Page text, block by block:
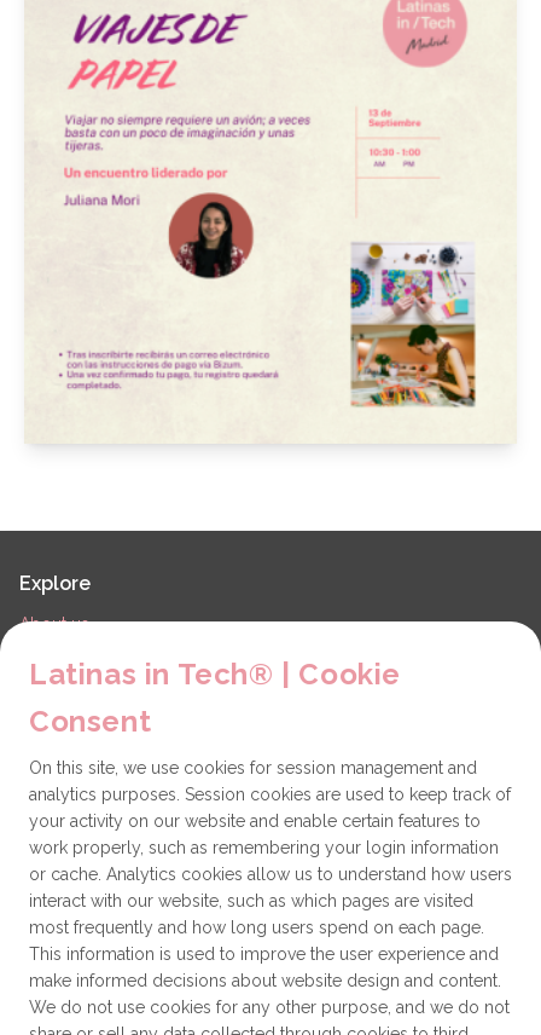
Explore
About us
Contact
Technical issues
General
Get involved
How to become a Partner
Donate
Latinas in Tech® | Cookie
Consent
On this site, we use cookies for session management and
analytics purposes. Session cookies are used to keep track of
your activity on our website and enable certain features to
work properly, such as remembering your login information
or cache. Analytics cookies allow us to understand how users
interact with our website, such as which pages are visited
most frequently and how long users spend on each page.
This information is used to improve the user experience and
make informed decisions about website design and content.
We do not use cookies for any other purpose, and we do not